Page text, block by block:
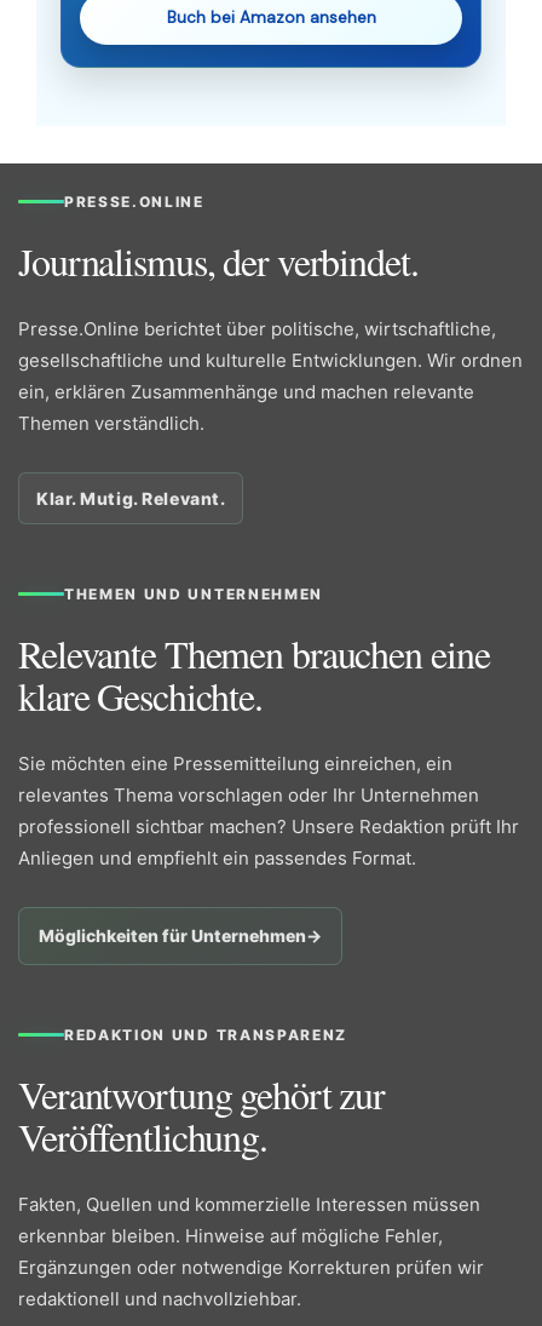
Buch bei Amazon ansehen
PRESSE.ONLINE
Journalismus, der verbindet.
Presse.Online berichtet über politische, wirtschaftliche,
gesellschaftliche und kulturelle Entwicklungen. Wir ordnen
ein, erklären Zusammenhänge und machen relevante
Themen verständlich.
Klar. Mutig. Relevant.
THEMEN UND UNTERNEHMEN
Relevante Themen brauchen eine
klare Geschichte.
Sie möchten eine Pressemitteilung einreichen, ein
relevantes Thema vorschlagen oder Ihr Unternehmen
professionell sichtbar machen? Unsere Redaktion prüft Ihr
Anliegen und empfiehlt ein passendes Format.
Möglichkeiten für Unternehmen→
REDAKTION UND TRANSPARENZ
Verantwortung gehört zur
Veröffentlichung.
Fakten, Quellen und kommerzielle Interessen müssen
erkennbar bleiben. Hinweise auf mögliche Fehler,
Ergänzungen oder notwendige Korrekturen prüfen wir
redaktionell und nachvollziehbar.